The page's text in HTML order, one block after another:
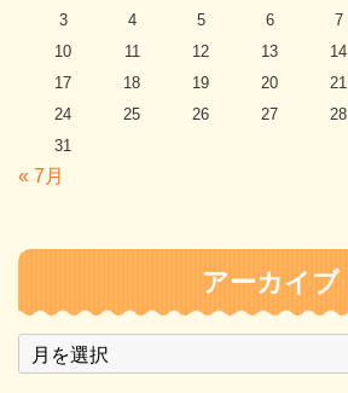
3
4 5 6 7
10
11 12 13 14
17
18 19 20 21
24
25 26 27 28
31
« 7月
アーカイブ
ア
ー